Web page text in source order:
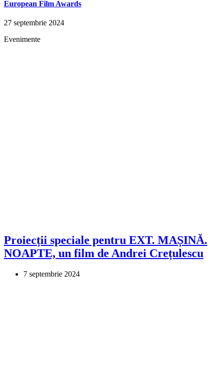
European Film Awards
27 septembrie 2024
Evenimente
Proiecții speciale pentru EXT. MAȘINĂ.
NOAPTE, un film de Andrei Crețulescu
7 septembrie 2024